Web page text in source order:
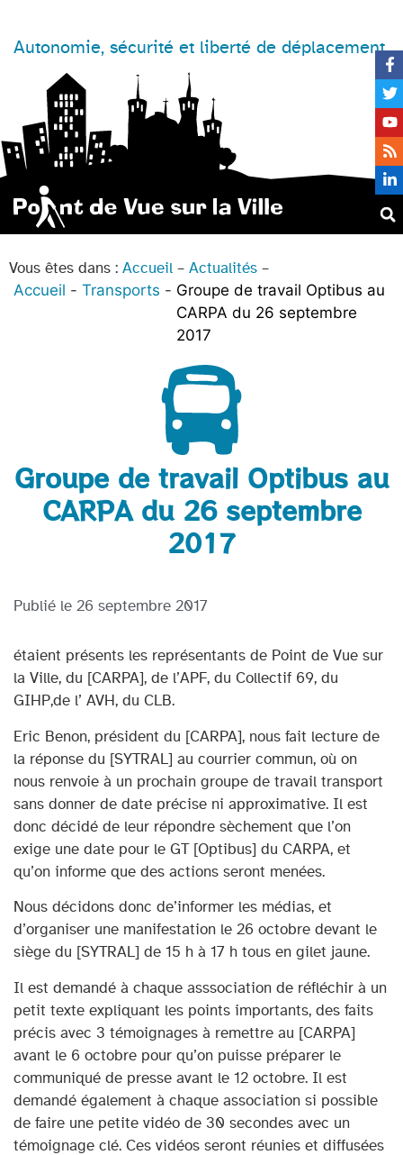
Autonomie, sécurité et liberté de déplacement
Vous êtes dans : Accueil – Actualités –
Accueil Transports
Groupe de travail Optibus au
CARPA du 26 septembre
2017
Groupe de travail Optibus au
CARPA du 26 septembre
2017
Publié le 26 septembre 2017
étaient présents les représentants de Point de Vue sur
la Ville, du [CARPA], de l’APF, du Collectif 69, du
GIHP,de l’ AVH, du CLB.
Eric Benon, président du [CARPA], nous fait lecture de
la réponse du [SYTRAL] au courrier commun, où on
nous renvoie à un prochain groupe de travail transport
sans donner de date précise ni approximative. Il est
donc décidé de leur répondre sèchement que l’on
exige une date pour le GT [Optibus] du CARPA, et
qu’on informe que des actions seront menées.
Nous décidons donc de’informer les médias, et
d’organiser une manifestation le 26 octobre devant le
siège du [SYTRAL] de 15 h à 17 h tous en gilet jaune.
Il est demandé à chaque asssociation de réfléchir à un
petit texte expliquant les points importants, des faits
précis avec 3 témoignages à remettre au [CARPA]
avant le 6 octobre pour qu’on puisse préparer le
communiqué de presse avant le 12 octobre. Il est
demandé également à chaque association si possible
de faire une petite vidéo de 30 secondes avec un
témoignage clé. Ces vidéos seront réunies et diffusées